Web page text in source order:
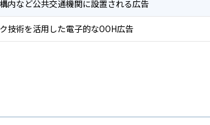
内など公共交通機関に設置される広告
技術を活用した電子的なOOH広告